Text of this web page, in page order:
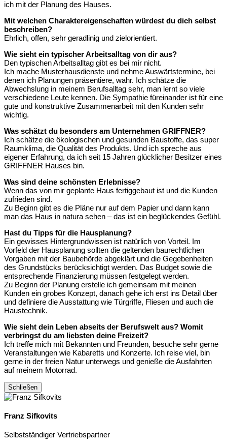
ich mit der Planung des Hauses.
Mit welchen Charaktereigenschaften würdest du dich selbst
beschreiben?
Ehrlich, offen, sehr geradlinig und zielorientiert.
Wie sieht ein typischer Arbeitsalltag von dir aus?
Den typischen Arbeitsalltag gibt es bei mir nicht.
Ich mache Musterhausdienste und nehme Auswärtstermine, bei
denen ich Planungen präsentiere, wahr. Ich schätze die
Abwechslung in meinem Berufsalltag sehr, man lernt so viele
verschiedene Leute kennen. Die Sympathie füreinander ist für eine
gute und konstruktive Zusammenarbeit mit den Kunden sehr
wichtig.
Was schätzt du besonders am Unternehmen GRIFFNER?
Ich schätze die ökologischen und gesunden Baustoffe, das super
Raumklima, die Qualität des Produkts. Und ich spreche aus
eigener Erfahrung, da ich seit 15 Jahren glücklicher Besitzer eines
GRIFFNER Hauses bin.
Was sind deine schönsten Erlebnisse?
Wenn das von mir geplante Haus fertiggebaut ist und die Kunden
zufrieden sind.
Zu Beginn gibt es die Pläne nur auf dem Papier und dann kann
man das Haus in natura sehen – das ist ein beglückendes Gefühl.
Hast du Tipps für die Hausplanung?
Ein gewisses Hintergrundwissen ist natürlich von Vorteil. Im
Vorfeld der Hausplanung sollten die geltenden baurechtlichen
Vorgaben mit der Baubehörde abgeklärt und die Gegebenheiten
des Grundstücks berücksichtigt werden. Das Budget sowie die
entsprechende Finanzierung müssen festgelegt werden.
Zu Beginn der Planung erstelle ich gemeinsam mit meinen
Kunden ein grobes Konzept, danach gehe ich erst ins Detail über
und definiere die Ausstattung wie Türgriffe, Fliesen und auch die
Haustechnik.
Wie sieht dein Leben abseits der Berufswelt aus? Womit
verbringst du am liebsten deine Freizeit?
Ich treffe mich mit Bekannten und Freunden, besuche sehr gerne
Veranstaltungen wie Kabaretts und Konzerte. Ich reise viel, bin
gerne in der freien Natur unterwegs und genieße die Ausfahrten
auf meinem Motorrad.
Schließen
Franz Sifkovits
Selbstständiger Vertriebspartner